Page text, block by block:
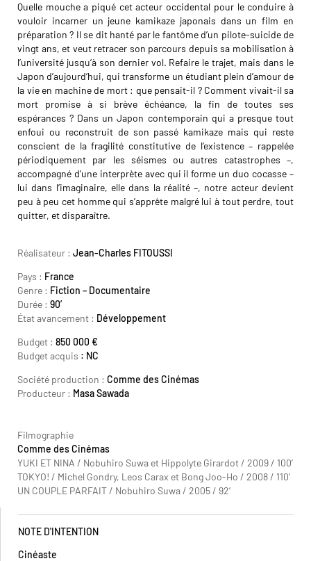
Réalisateur : Jean-Charles FITOUSSI
Pays : France
Genre : Fiction – Documentaire
Durée : 90’
État avancement : Développement
Budget : 850 000 €
Budget acquis : NC
Société production : Comme des Cinémas
Producteur : Masa Sawada
Filmographie
Comme des Cinémas
YUKI ET NINA / Nobuhiro Suwa et Hippolyte Girardot / 2009 / 100’
TOKYO! / Michel Gondry, Leos Carax et Bong Joo-Ho / 2008 / 110’
UN COUPLE PARFAIT / Nobuhiro Suwa / 2005 / 92’
Quelle mouche a piqué cet acteur occidental pour le conduire à
vouloir incarner un jeune kamikaze japonais dans un film en
préparation ? Il se dit hanté par le fantôme d’un pilote-suicide de
vingt ans, et veut retracer son parcours depuis sa mobilisation à
l’université jusqu’à son dernier vol. Refaire le trajet, mais dans le
Japon d’aujourd’hui, qui transforme un étudiant plein d’amour de
la vie en machine de mort : que pensait-il ? Comment vivait-il sa
mort promise à si brève échéance, la fin de toutes ses
espérances ? Dans un Japon contemporain qui a presque tout
enfoui ou reconstruit de son passé kamikaze mais qui reste
conscient de la fragilité constitutive de l’existence – rappelée
périodiquement par les séismes ou autres catastrophes –,
accompagné d’une interprète avec qui il forme un duo cocasse –
lui dans l’imaginaire, elle dans la réalité –, notre acteur devient
peu à peu cet homme qui s’apprête malgré lui à tout perdre, tout
quitter, et disparaître.
NOTE D'INTENTION
Cinéaste